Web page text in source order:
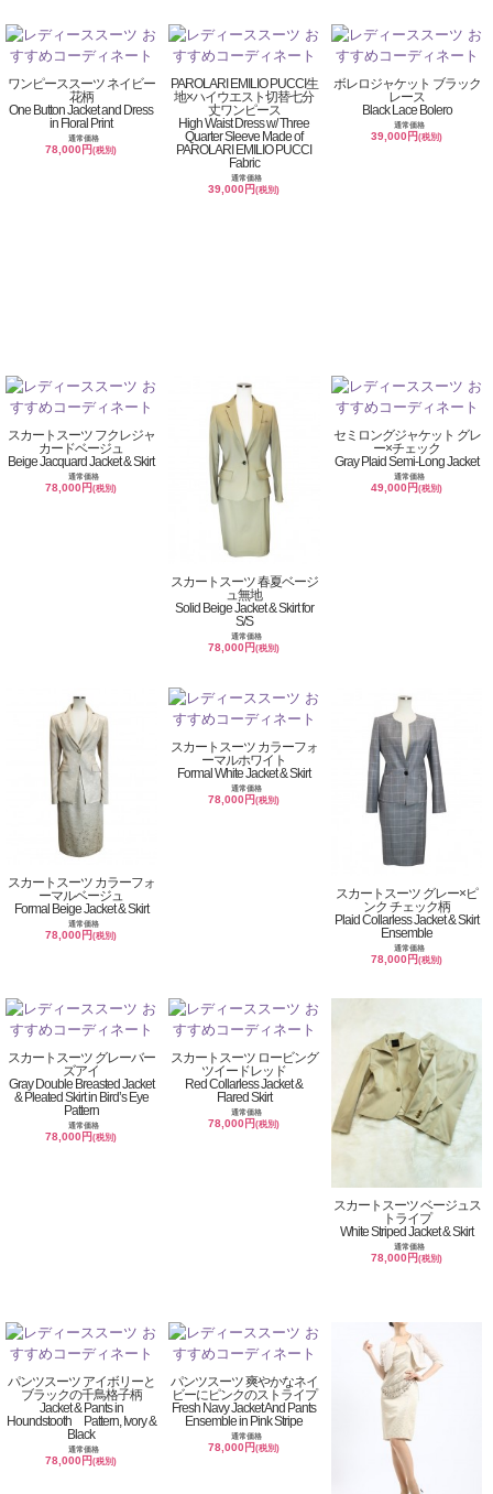
ワンピーススーツ ネイビー
花柄
One Button Jacket and Dress
in Floral Print
通常価格
78,000円(税別)
PAROLARI EMILIO PUCCI生
地×ハイウエスト切替七分
丈ワンピース
High Waist Dress w/ Three
Quarter Sleeve Made of
PAROLARI EMILIO PUCCI
Fabric
通常価格
39,000円(税別)
ボレロジャケット ブラック
レース
Black Lace Bolero
通常価格
39,000円(税別)
スカートスーツ フクレジャ
カードベージュ
Beige Jacquard Jacket & Skirt
通常価格
78,000円(税別)
スカートスーツ 春夏ベージ
ュ無地
Solid Beige Jacket & Skirt for
S/S
通常価格
78,000円(税別)
セミロングジャケット グレ
ー×チェック
Gray Plaid Semi-Long Jacket
通常価格
49,000円(税別)
スカートスーツ カラーフォ
ーマルベージュ
Formal Beige Jacket & Skirt
通常価格
78,000円(税別)
スカートスーツ カラーフォ
ーマルホワイト
Formal White Jacket & Skirt
通常価格
78,000円(税別)
スカートスーツ グレー×ピ
ンク チェック柄
Plaid Collarless Jacket & Skirt
Ensemble
通常価格
78,000円(税別)
スカートスーツ グレーバー
ズアイ
Gray Double Breasted Jacket
& Pleated Skirt in Bird’s Eye
Pattern
通常価格
78,000円(税別)
スカートスーツ ロービング
ツイードレッド
Red Collarless Jacket &
Flared Skirt
通常価格
78,000円(税別)
スカートスーツ ベージュス
トライプ
White Striped Jacket & Skirt
通常価格
78,000円(税別)
パンツスーツ アイボリーと
ブラックの千鳥格子柄
Jacket & Pants in
Houndstooth Pattern, Ivory &
Black
通常価格
78,000円(税別)
パンツスーツ 爽やかなネイ
ビーにピンクのストライプ
Fresh Navy Jacket And Pants
Ensemble in Pink Stripe
通常価格
78,000円(税別)